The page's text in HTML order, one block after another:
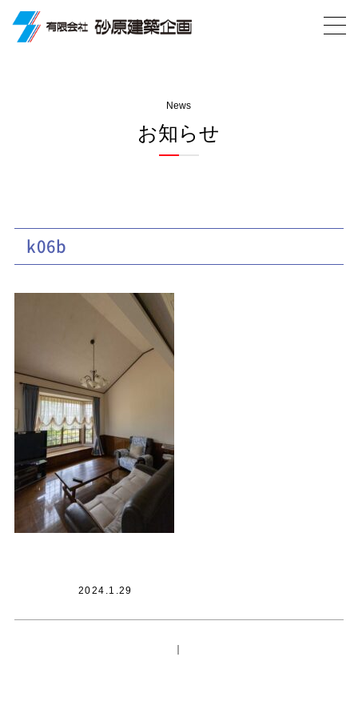
News
お知らせ
k06b
2024.1.29